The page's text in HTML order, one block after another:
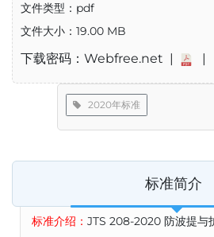
文件类型：pdf
文件大小：19.00 MB
下载密码：Webfree.net | |
2020年标准
标准简介
标准介绍： JTS 208-2020 防波提与